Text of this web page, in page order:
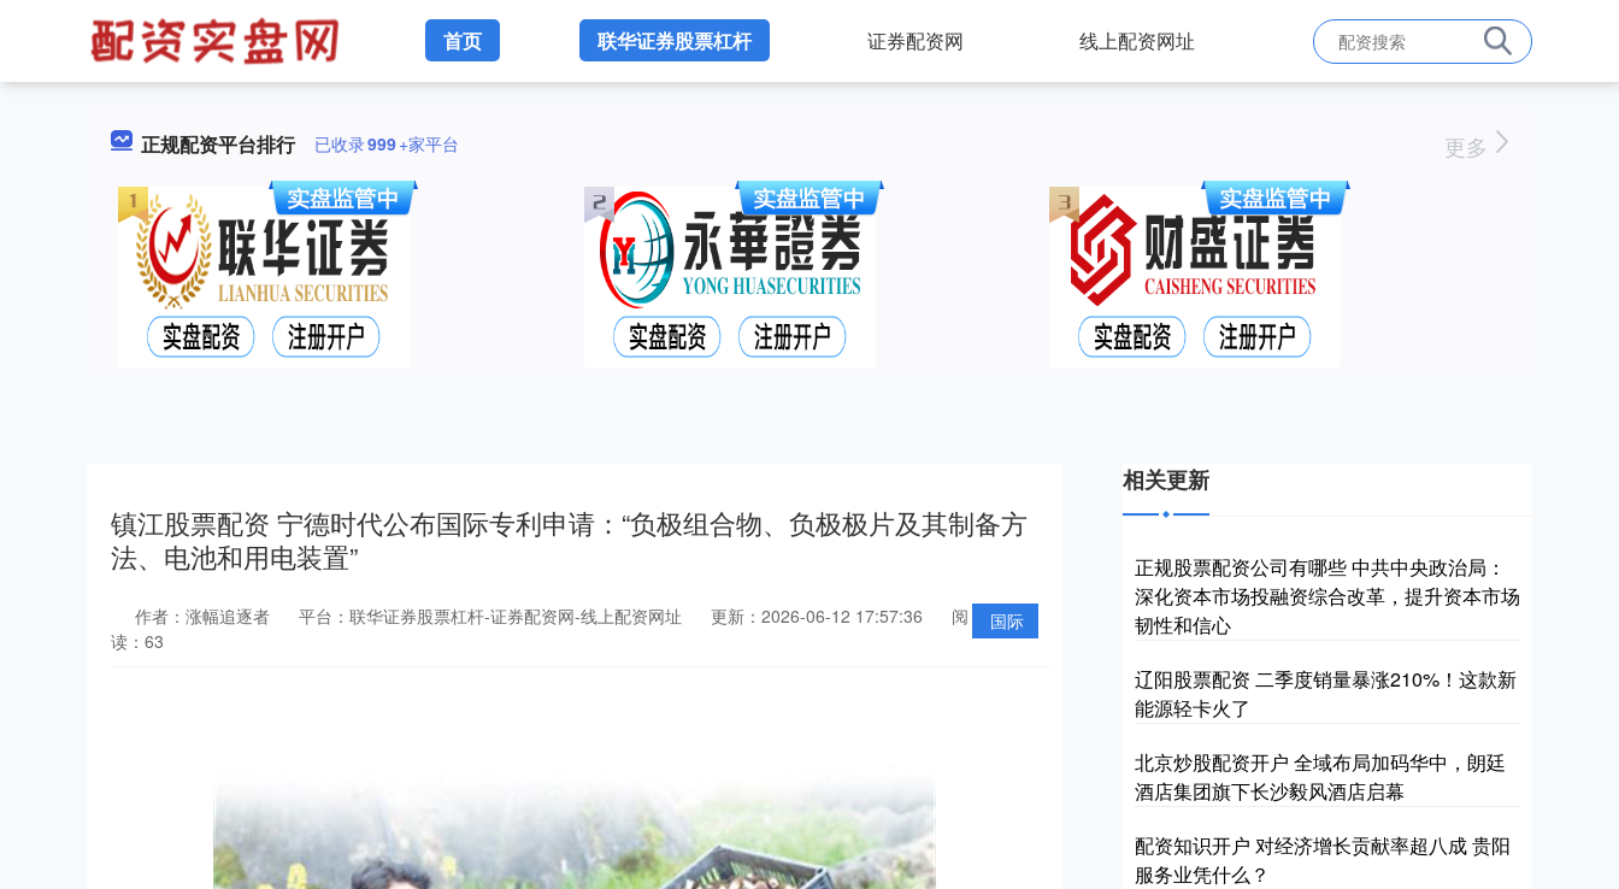
首页 联华证券股票杠杆 证券配资网 线上配资网址
正规配资平台排行 已收录999+家平台 更多
镇江股票配资 宁德时代公布国际专利申请：“负极组合物、负极极片及其制备方
法、电池和用电装置”
国际
作者：涨幅追逐者 平台：联华证券股票杠杆-证券配资网-线上配资网址 更新：2026-06-12 17:57:36
阅
读：63
相关更新
正规股票配资公司有哪些 中共中央政治局：
深化资本市场投融资综合改革，提升资本市场
韧性和信心
辽阳股票配资 二季度销量暴涨210%！这款新
能源轻卡火了
北京炒股配资开户 全域布局加码华中，朗廷
酒店集团旗下长沙毅风酒店启幕
配资知识开户 对经济增长贡献率超八成 贵阳
服务业凭什么？